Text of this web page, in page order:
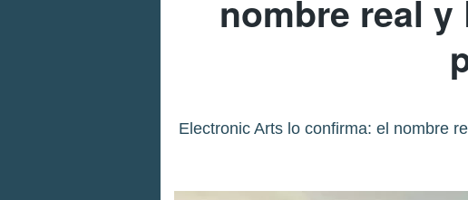
nombre real
Electronic Arts lo confirma: el nombre